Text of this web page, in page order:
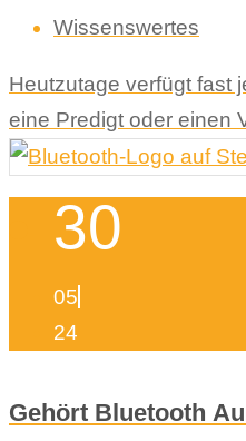
Wissenswertes
Heutzutage verfügt fast
eine Predigt oder einen
30
05
24
Gehört Bluetooth